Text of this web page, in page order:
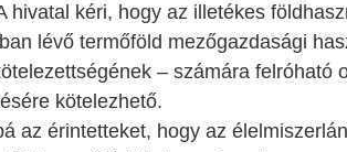
hivatal kéri, hogy az illetékes
lévő termőföld mezőgazdasági
– számára felróható
kötelezhető.
az érintetteket, hogy az